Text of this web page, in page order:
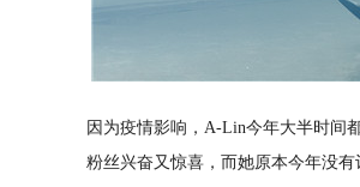
因为疫情影响， A-Lin今年大半时间
粉丝兴奋又惊喜，而她原本今年没